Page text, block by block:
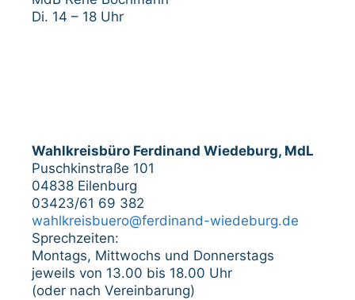
Di. 14 – 18 Uhr
Wahlkreisbüro Ferdinand Wiedeburg, MdL
Puschkinstraße 101
04838 Eilenburg
03423/61 69 382
wahlkreisbuero@ferdinand-wiedeburg.de
Sprechzeiten:
Montags, Mittwochs und Donnerstags
jeweils von 13.00 bis 18.00 Uhr
(oder nach Vereinbarung)